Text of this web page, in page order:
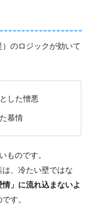
のロジックが効いて
した憎悪
慕情
ものです。
は、冷たい壁ではな
情」に流れ込まないよ
す。